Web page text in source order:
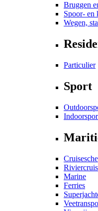
Bruggen
Spoor- en
Wegen,
Particulier
Sport
Marine
Ferries